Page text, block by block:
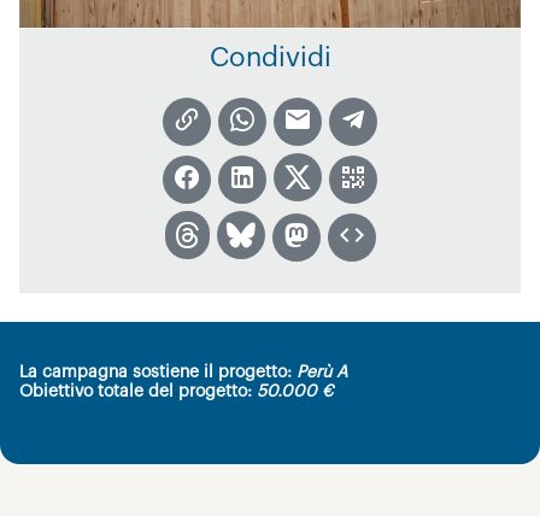
Condividi
La campagna sostiene il progetto: Perù A
Obiettivo totale del progetto: 50.000 €